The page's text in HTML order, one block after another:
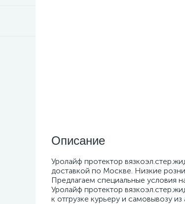
Описание
Уролайф протектор
доставкой по Москве. Низкие
Предлагаем специальные условия
Уролайф протектор
к отгрузке курьеру и самовывозу